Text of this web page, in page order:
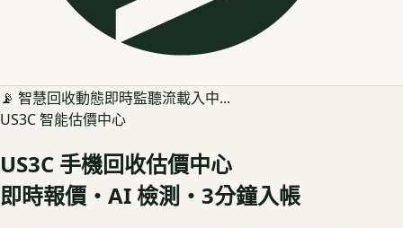
📡 智慧回收動態即時監聽流載入中...
US3C 智能估價中心
US3C 手機回收估價中心
即時報價・AI 檢測・3分鐘入帳